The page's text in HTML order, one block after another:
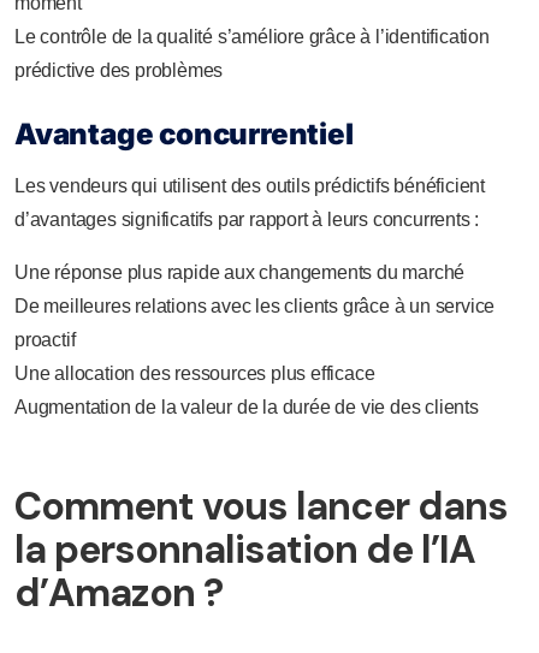
Le contrôle de la qualité s’améliore grâce à l’identification
prédictive des problèmes
Avantage concurrentiel
Les vendeurs qui utilisent des outils prédictifs bénéficient
d’avantages significatifs par rapport à leurs concurrents :
Une réponse plus rapide aux changements du marché
De meilleures relations avec les clients grâce à un service
proactif
Une allocation des ressources plus efficace
Augmentation de la valeur de la durée de vie des clients
Comment vous lancer dans
la personnalisation de l’IA
d’Amazon ?